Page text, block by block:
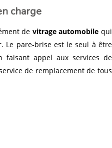
charge
de vitrage automobile qui
Le pare-brise est le seul à être
faisant appel aux services de
de remplacement de tous